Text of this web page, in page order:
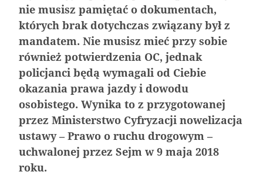
Nagrzane wnętrze samochodu – 5 porad jak
sobie poradzić?
Aerodynamika samochodu w projektowaniu
pojazdów sportowych
Klejenie szyb samochodowych – na czym
polega?
Jak dbać o wnętrze samochodu zimą
nie musisz pamiętać o dokumentach,
których brak dotychczas związany był z
mandatem. Nie musisz mieć przy sobie
również potwierdzenia OC, jednak
policjanci będą wymagali od Ciebie
okazania prawa jazdy i dowodu
osobistego. Wynika to z przygotowanej
przez Ministerstwo Cyfryzacji nowelizacja
ustawy – Prawo o ruchu drogowym –
uchwalonej przez Sejm w 9 maja 2018
roku.